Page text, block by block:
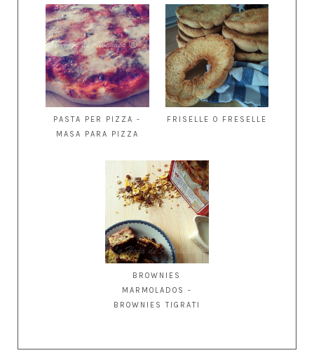
PASTA PER PIZZA -
MASA PARA PIZZA
FRISELLE O FRESELLE
BROWNIES
MARMOLADOS -
BROWNIES TIGRATI